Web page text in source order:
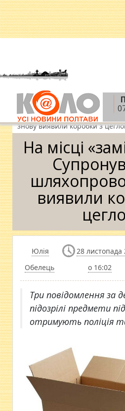
Головна » Новини »
місці «замінування»
знову виявили коробки з
На місці
виявили
Юлія
Обелець
28 листопада
о 16:02
Три повідомлення за
підозрілі предмети
отримують поліція